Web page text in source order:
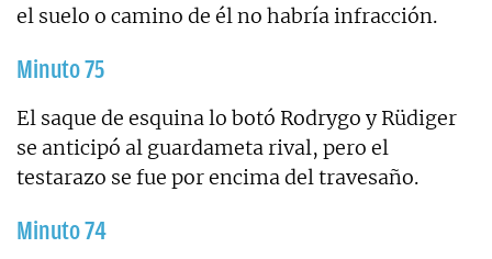
el suelo o camino de él no habría infracción.
Minuto 75
El saque de esquina lo botó Rodrygo y Rüdiger
se anticipó al guardameta rival, pero el
testarazo se fue por encima del travesaño.
Minuto 74